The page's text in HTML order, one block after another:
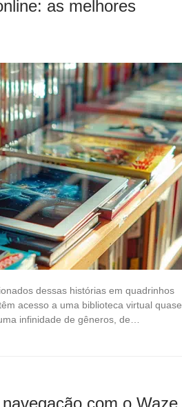
as melhores
dessas histórias em quadrinhos
acesso a uma biblioteca virtual quase
infinidade de gêneros, de…
com o Waze